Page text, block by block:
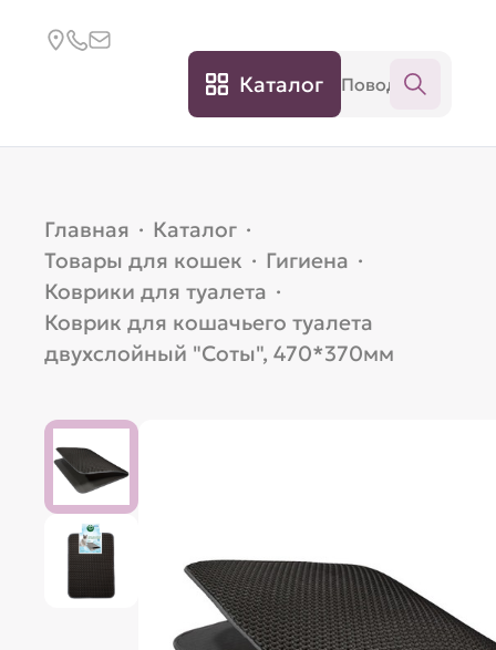
Каталог
Главная · Каталог ·
Товары для кошек · Гигиена ·
Коврики для туалета ·
Коврик для кошачьего туалета
двухслойный "Соты", 470*370мм